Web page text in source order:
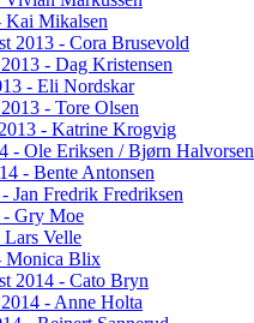
Kai Mikalsen
2013 - Cora Brusevold
- Dag Kristensen
- Eli Nordskar
- Tore Olsen
- Katrine Krogvig
- Ole Eriksen / Bjørn Halvorsen
- Bente Antonsen
Jan Fredrik Fredriksen
Gry Moe
Velle
Monica Blix
2014 - Cato Bryn
- Anne Holta